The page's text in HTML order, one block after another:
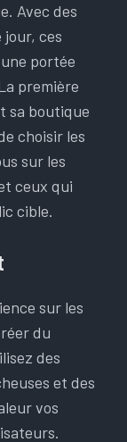
Avec des
ces
portée
première
sa boutique
choisir les
sur les
ceux qui
cible.
sur les
du
des
et des
vos